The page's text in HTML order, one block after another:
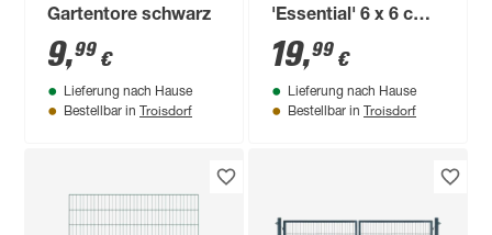
Gartentore schwarz
9,99 €
Lieferung nach Hause
Bestellbar in Troisdorf
'Essential' 6 x 6 cm
anthrazit
19,99 €
Lieferung nach Hause
Bestellbar in Troisdorf